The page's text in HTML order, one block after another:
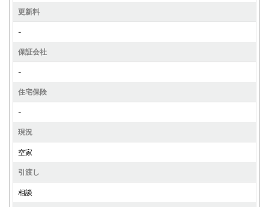
更新料
-
保証会社
-
住宅保険
-
現況
空家
引渡し
相談